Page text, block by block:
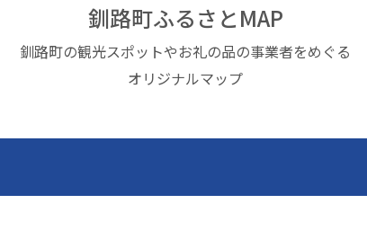
釧路町ふるさとMAP
釧路町の観光スポットやお礼の品の事業者をめぐる
オリジナルマップ